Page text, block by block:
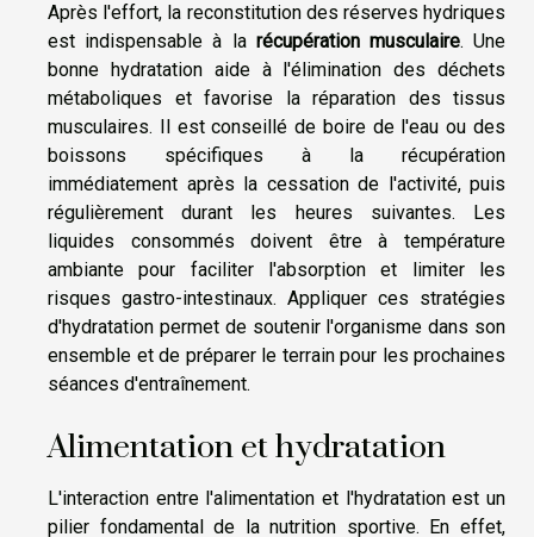
Après l'effort, la reconstitution des réserves hydriques
est indispensable à la récupération musculaire. Une
bonne hydratation aide à l'élimination des déchets
métaboliques et favorise la réparation des tissus
musculaires. Il est conseillé de boire de l'eau ou des
boissons spécifiques à la récupération
immédiatement après la cessation de l'activité, puis
régulièrement durant les heures suivantes. Les
liquides consommés doivent être à température
ambiante pour faciliter l'absorption et limiter les
risques gastro-intestinaux. Appliquer ces stratégies
d'hydratation permet de soutenir l'organisme dans son
ensemble et de préparer le terrain pour les prochaines
séances d'entraînement.
Alimentation et hydratation
L'interaction entre l'alimentation et l'hydratation est un
pilier fondamental de la nutrition sportive. En effet,